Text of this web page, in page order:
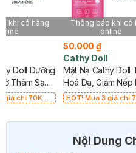
khi có hàng
Doll Dưỡng
Thâm Sạm
giá chỉ 70K
Thông báo khi có
online
50.000 ₫
Cathy Doll
Mặt Nạ Cathy Doll
Hoá Da, Giảm Nếp
20g
HOT! Mua 3 giá chỉ
Nội Dung